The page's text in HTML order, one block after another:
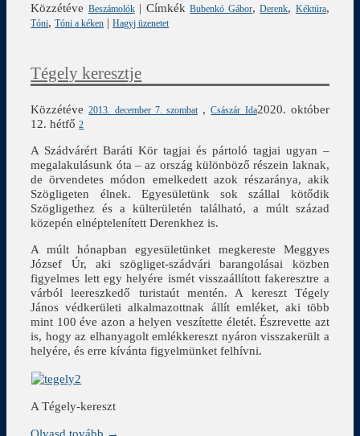
Közzétéve Beszámolók| Címkék Bubenkó Gábor,Derenk, Kéktúra,
Tóni,Tóni a kéken |Hagyj üzenetet
Tégely keresztje
Közzétéve2013. december 7. szombat ,Császár Ida2020. október
12. hétfő 2
A Szádvárért Baráti Kör tagjai és pártoló tagjai ugyan –
megalakulásunk óta – az ország különböző részein laknak,
de örvendetes módon emelkedett azok részaránya, akik
Szögligeten élnek. Egyesületünk sok szállal kötődik
Szögligethez és a külterületén található, a múlt század
közepén elnéptelenített Derenkhez is.
A múlt hónapban egyesületünket megkereste Meggyes
József Úr, aki szögliget-szádvári barangolásai közben
figyelmes lett egy helyére ismét visszaállított fakeresztre a
várból leereszkedő turistaút mentén. A kereszt Tégely
János védkerületi alkalmazottnak állít emléket, aki több
mint 100 éve azon a helyen veszítette életét. Észrevette azt
is, hogy az elhanyagolt emlékkereszt nyáron visszakerült a
helyére, és erre kívánta figyelmünket felhívni.
A Tégely-kereszt
Olvasd tovább →